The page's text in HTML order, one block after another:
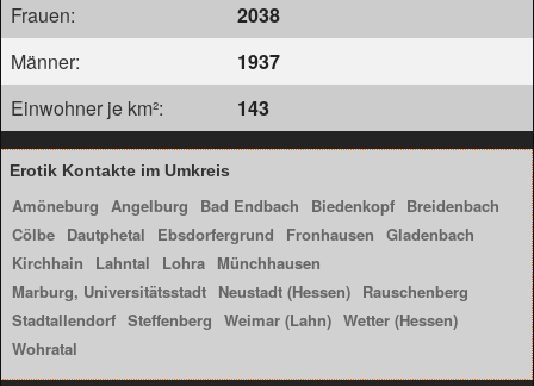
Frauen:
2038
Männer:
1937
Einwohner je km²:
143
Erotik Kontakte im Umkreis
Amöneburg Angelburg Bad Endbach Biedenkopf Breidenbach
Cölbe Dautphetal Ebsdorfergrund Fronhausen Gladenbach
Kirchhain
Lahntal Lohra Münchhausen
Marburg, Universitätsstadt Neustadt (Hessen) Rauschenberg
Stadtallendorf Steffenberg Weimar (Lahn) Wetter (Hessen)
Wohratal